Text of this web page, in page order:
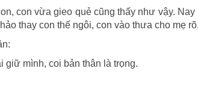
con vừa gieo quẻ cũng thấy như vậy.
thay con thế ngôi, con vào thưa cho mẹ
giữ mình, coi bản thân là trọng.